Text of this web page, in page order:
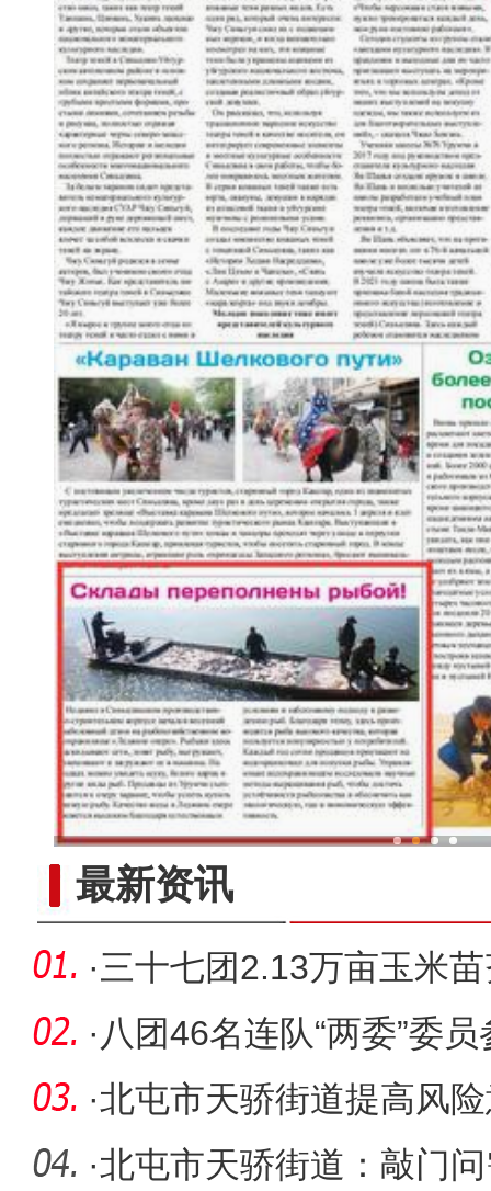
最新资讯
·三十七团2.13万亩玉米
· 八团46名连队“两委”委
产业振
·北屯市天骄街道提高风
·北屯市天骄街道：敲门